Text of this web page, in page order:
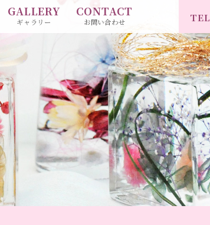
TEL
GALLERY
ギャラリー
CONTACT
お問い合わせ